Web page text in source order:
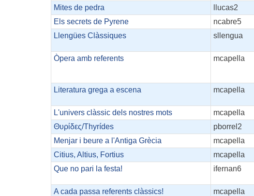
Mites de pedra
llucas2
Els secrets de Pyrene
ncabre5
Llengües Clàssiques
sllengua
Òpera amb referents
mcapella
Literatura grega a escena
mcapella
L'univers clàssic dels nostres mots
mcapella
Θυρίδες/Thyrídes
pborrel2
Menjar i beure a l'Antiga Grècia
mcapella
Citius, Altius, Fortius
mcapella
Que no pari la festa!
ifernan6
A cada passa referents clàssics!
mcapella